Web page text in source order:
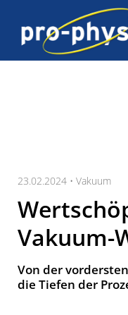
23.02.2024 • Vakuum
Vakuum-
Von der
die Tiefen der